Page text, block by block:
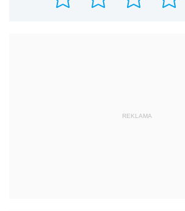
REKLAMA